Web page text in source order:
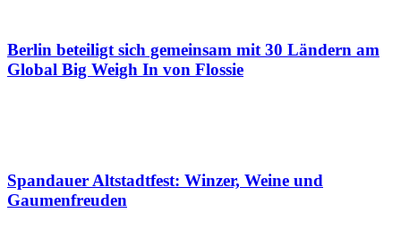
Berlin beteiligt sich gemeinsam mit 30 Ländern am
Global Big Weigh In von Flossie
Spandauer Altstadtfest: Winzer, Weine und
Gaumenfreuden